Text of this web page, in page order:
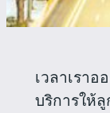
เวลาเรา
บริการให้